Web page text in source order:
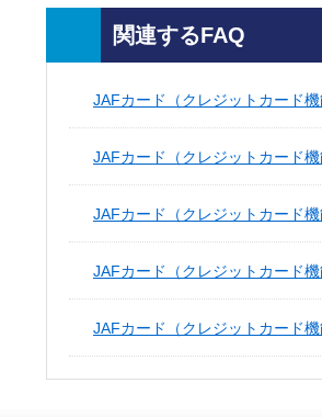
関連するFAQ
JAFカード（クレジットカード
JAFカード（クレジットカード
JAFカード（クレジットカード
JAFカード（クレジットカード
JAFカード（クレジットカード